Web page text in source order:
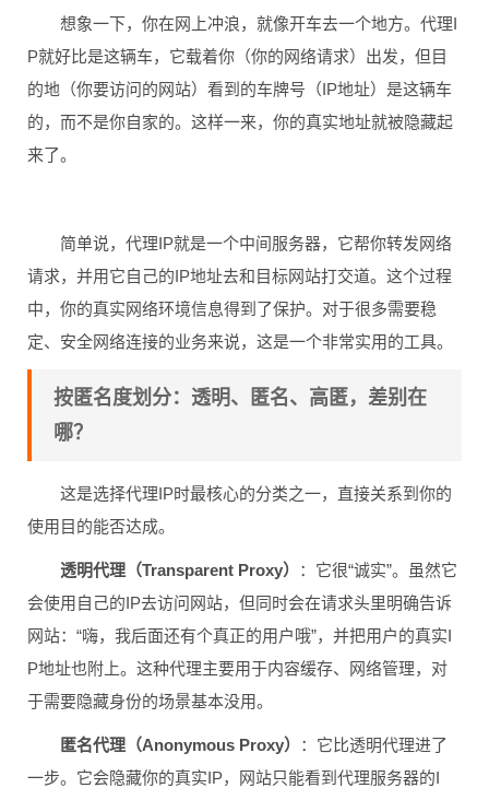
想象一下，你在网上冲浪，就像开车去一个地方。代理I
P就好比是这辆车，它载着你（你的网络请求）出发，但目
的地（你要访问的网站）看到的车牌号（IP地址）是这辆车
的，而不是你自家的。这样一来，你的真实地址就被隐藏起
来了。
简单说，代理IP就是一个中间服务器，它帮你转发网络
请求，并用它自己的IP地址去和目标网站打交道。这个过程
中，你的真实网络环境信息得到了保护。对于很多需要稳
定、安全网络连接的业务来说，这是一个非常实用的工具。
按匿名度划分：透明、匿名、高匿，差别在
哪？
这是选择代理IP时最核心的分类之一，直接关系到你的
使用目的能否达成。
透明代理（Transparent Proxy）
：它很“诚实”。虽然它
会使用自己的IP去访问网站，但同时会在请求头里明确告诉
网站：“嗨，我后面还有个真正的用户哦”，并把用户的真实I
P地址也附上。这种代理主要用于内容缓存、网络管理，对
于需要隐藏身份的场景基本没用。
匿名代理（Anonymous Proxy）
：它比透明代理进了
一步。它会隐藏你的真实IP，网站只能看到代理服务器的I